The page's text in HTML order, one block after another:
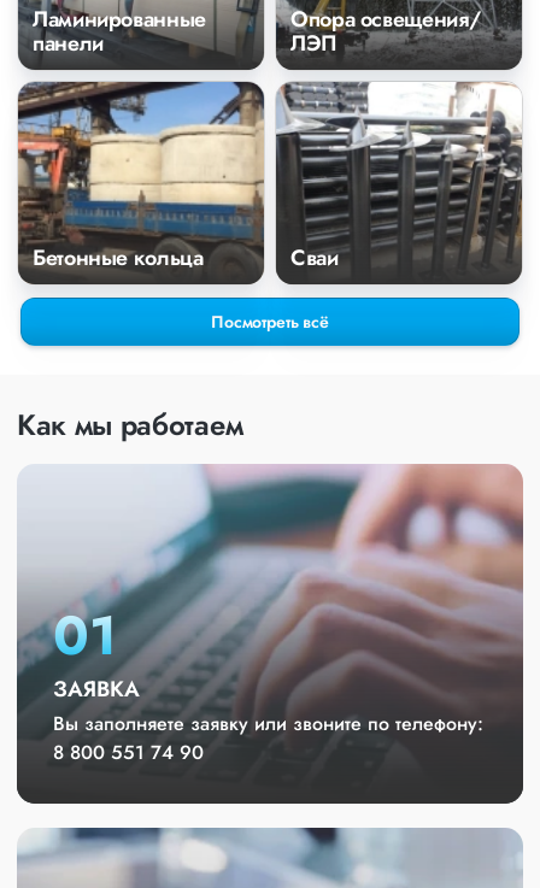
Ламинированные
панели
Опора освещения/
ЛЭП
Бетонные кольца Сваи
Посмотреть всё
Как мы работаем
01
ЗАЯВКА
Вы заполняете заявку или звоните по телефону:
8 800 551 74 90